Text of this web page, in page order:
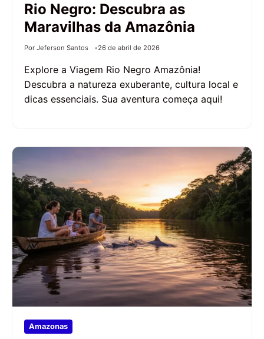
Rio Negro: Descubra as
Maravilhas da Amazônia
Por Jeferson Santos 26 de abril de 2026
Explore a Viagem Rio Negro Amazônia!
Descubra a natureza exuberante, cultura local e
dicas essenciais. Sua aventura começa aqui!
Amazonas